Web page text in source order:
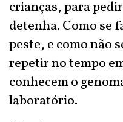
crianças, para
detenha. Como se
peste, e como não
repetir no tempo
conhecem o
laboratório.